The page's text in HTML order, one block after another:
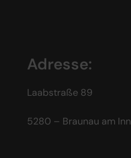
Adresse:
Laabstraße 89
5280 – Braunau am Inn